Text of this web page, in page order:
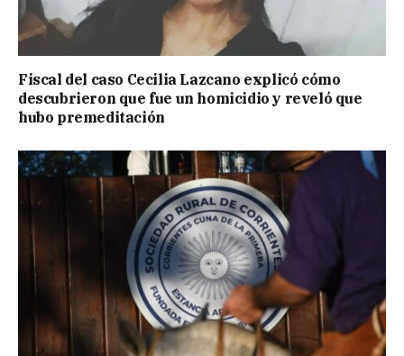
Fiscal del caso Cecilia Lazcano explicó cómo
descubrieron que fue un homicidio y reveló que
hubo premeditación